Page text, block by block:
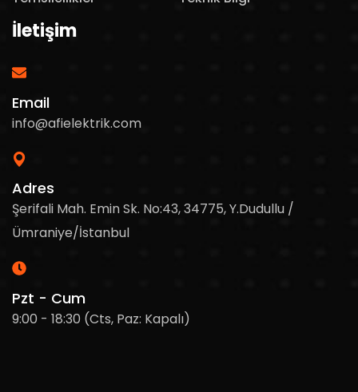
İletişim
Email
info@afielektrik.com
Adres
Şerifali Mah. Emin Sk. No:43, 34775, Y.Dudullu /
Ümraniye/İstanbul
Pzt - Cum
9:00 - 18:30 (Cts, Paz: Kapalı)